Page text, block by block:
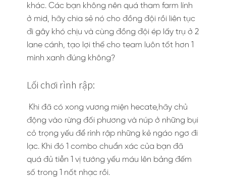
khác. Các bạn không nên quá tham farm lính
ở mid, hãy chia sẻ nó cho đồng đội rồi liên tục
đi gây khó chịu và cùng đồng đội ép lấy trụ ở 2
lane cánh, tạo lợi thế cho team luôn tốt hơn 1
mình xanh đúng không?
Lối chơi rình rập:
Khi đã có xong vương miện hecate,hãy chủ
động vào rừng đối phương và núp ở những bụi
cỏ trọng yếu để rình rập những kẻ ngáo ngơ đi
lạc. Khi đó 1 combo chuẩn xác của bạn đã
quá đủ tiễn 1 vị tướng yếu máu lên bảng đếm
số trong 1 nốt nhạc rồi.